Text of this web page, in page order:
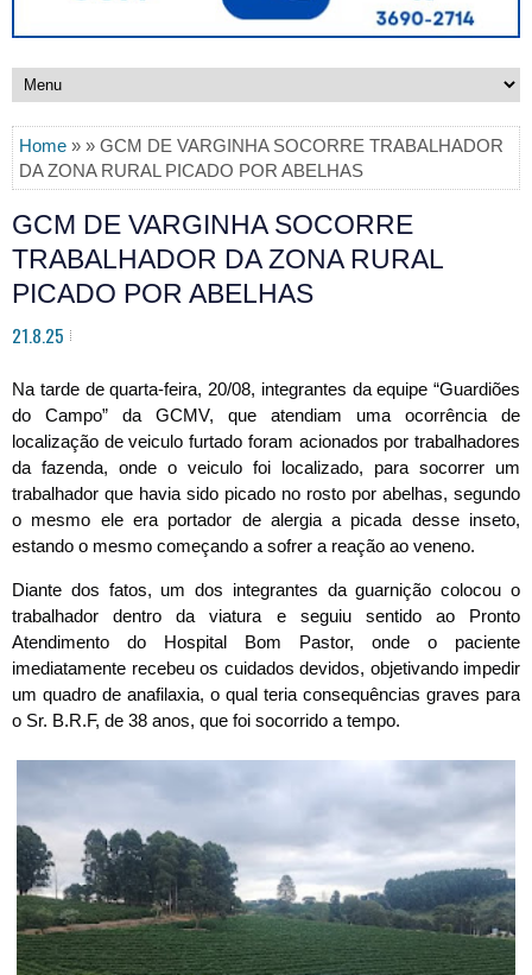
Home » » GCM DE VARGINHA SOCORRE TRABALHADOR
DA ZONA RURAL PICADO POR ABELHAS
GCM DE VARGINHA SOCORRE
TRABALHADOR DA ZONA RURAL
PICADO POR ABELHAS
21.8.25
Na tarde de quarta-feira, 20/08, integrantes da equipe “Guardiões
do Campo” da GCMV, que atendiam uma ocorrência de
localização de veiculo furtado foram acionados por trabalhadores
da fazenda, onde o veiculo foi localizado, para socorrer um
trabalhador que havia sido picado no rosto por abelhas, segundo
o mesmo ele era portador de alergia a picada desse inseto,
estando o mesmo começando a sofrer a reação ao veneno.
Diante dos fatos, um dos integrantes da guarnição colocou o
trabalhador dentro da viatura e seguiu sentido ao Pronto
Atendimento do Hospital Bom Pastor, onde o paciente
imediatamente recebeu os cuidados devidos, objetivando impedir
um quadro de anafilaxia, o qual teria consequências graves para
o Sr. B.R.F, de 38 anos, que foi socorrido a tempo.